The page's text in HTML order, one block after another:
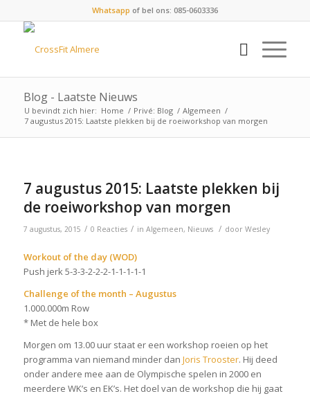
Whatsapp of bel ons: 085-0603336
Blog - Laatste Nieuws
U bevindt zich hier: Home / Privé: Blog / Algemeen /
7 augustus 2015: Laatste plekken bij de roeiworkshop van morgen
7 augustus 2015: Laatste plekken bij
de roeiworkshop van morgen
7 augustus, 2015 / 0 Reacties / in Algemeen, Nieuws / door Wesley
Workout of the day (WOD)
Push jerk 5-3-3-2-2-2-1-1-1-1-1
Challenge of the month – Augustus
1.000.000m Row
* Met de hele box
Morgen om 13.00 uur staat er een workshop roeien op het
programma van niemand minder dan Joris Trooster. Hij deed
onder andere mee aan de Olympische spelen in 2000 en
meerdere WK’s en EK’s. Het doel van de workshop die hij gaat